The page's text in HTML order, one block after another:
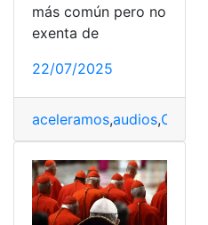
más común pero no
exenta de
22/07/2025
aceleramos,audios,Cerebro